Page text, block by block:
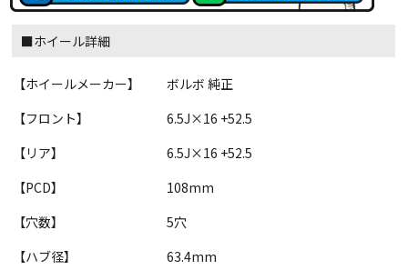
■ホイール詳細
【ホイールメーカー】
ボルボ 純正
【フロント】
6.5J×16 +52.5
【リア】
6.5J×16 +52.5
【PCD】
108mm
【穴数】
5穴
【ハブ径】
63.4mm